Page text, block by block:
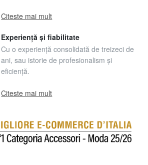
Citeste mai mult
Experiență și fiabilitate
Cu o experiență consolidată de treizeci de
ani, sau istorie de profesionalism și
eficiență.
Citeste mai mult